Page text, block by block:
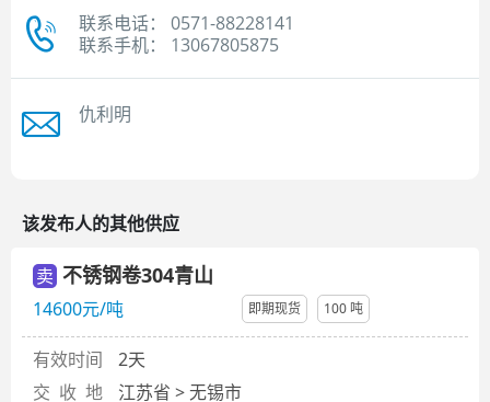
联系电话： 0571-88228141
联系手机： 13067805875
仇利明
该发布人的其他供应
卖 不锈钢卷304青山
14600元/吨 即期现货 100 吨
有效时间
2天
交 收 地
江苏省 > 无锡市